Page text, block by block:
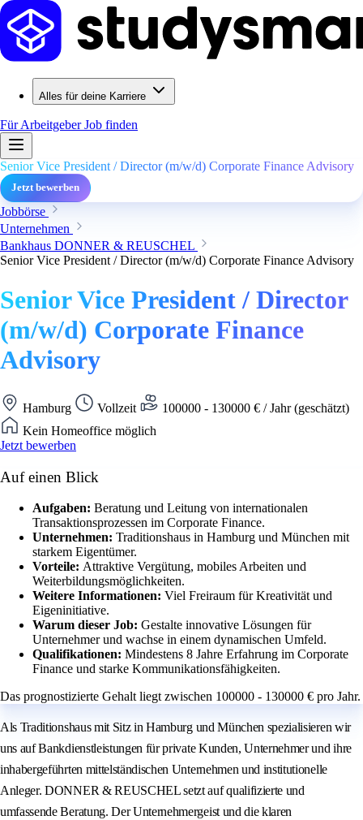
Alles für deine Karriere
Für ArbeitgeberJob finden
Senior Vice President / Director (m/w/d) Corporate Finance Advisory
Jetzt bewerben
Jobbörse
Unternehmen
Bankhaus DONNER & REUSCHEL
Senior Vice President / Director (m/w/d) Corporate Finance Advisory
Senior Vice President / Director
(m/w/d) Corporate Finance
Advisory
Hamburg Vollzeit
100000 - 130000 € / Jahr (geschätzt)
Kein Homeoffice möglich
Jetzt bewerben
Auf einen Blick
Aufgaben: Beratung und Leitung von internationalen
Transaktionsprozessen im Corporate Finance.
Unternehmen: Traditionshaus in Hamburg und München mit
starkem Eigentümer.
Vorteile: Attraktive Vergütung, mobiles Arbeiten und
Weiterbildungsmöglichkeiten.
Weitere Informationen: Viel Freiraum für Kreativität und
Eigeninitiative.
Warum dieser Job: Gestalte innovative Lösungen für
Unternehmer und wachse in einem dynamischen Umfeld.
Qualifikationen: Mindestens 8 Jahre Erfahrung im Corporate
Finance und starke Kommunikationsfähigkeiten.
Das prognostizierte Gehalt liegt zwischen 100000 - 130000 € pro Jahr.
Als Traditionshaus mit Sitz in Hamburg und München spezialisieren wir
uns auf Bankdienstleistungen für private Kunden, Unternehmer und ihre
inhabergeführten mittelständischen Unternehmen und institutionelle
Anleger. DONNER & REUSCHEL setzt auf qualifizierte und
umfassende Beratung. Der Unternehmergeist und die klaren